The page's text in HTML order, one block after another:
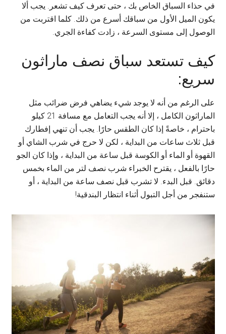
في حذاء السباق الخاص بك ، حتى تعرف كيف تشعر. يجب ألا
يكون الميل الأول من سباقك أسرع من ذلك. كلما اقتربت من
الوصول إلى مستوى السرعة ، زادت كفاءة الجري.
كيف تستعد سباق نصف ماراثون
سريع:
على الرغم من أنه لا يوجد شيء يضاهي فرض ضرائب مثل
الماراثون الكامل ، إلا أنه يجب التعامل مع مسافة 21 كيلو
باحترام ، خاصةً إذا كان الطقس حارًا. يجب أن تنهي إفطارك
قبل ثلاث ساعات من البداية ، لكن لا حرج في شرب الشاي أو
القهوة أو الماء أو الكوسة قبل ساعة من البداية ، وإذا كان الجو
حارًا بالفعل ، يقترح الخبراء شرب نصف لتر من الماء بخمس
دقائق. قبل البدء. لا تشرب قبل نصف ساعة من البداية ، أو
ستنفجر من أجل التبول أثناء انتظار البندقية!